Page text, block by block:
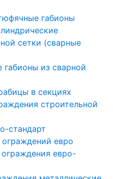
габионы
сетки (сварные
габионы из сварной
в секциях
строительной
стандарт
евро
евро-